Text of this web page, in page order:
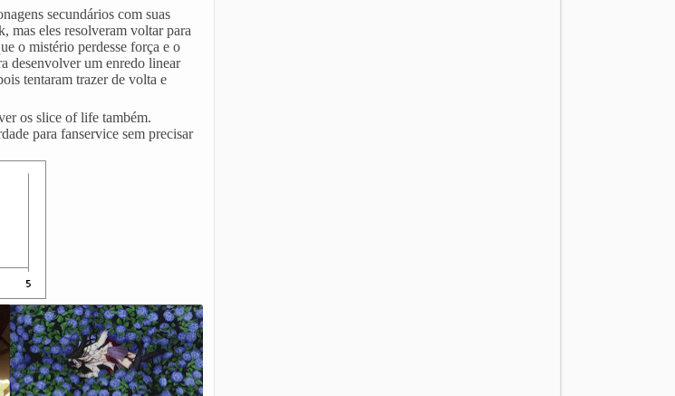
secundários com suas
mas eles resolveram voltar para
o mistério perdesse força e o
desenvolver um enredo linear
tentaram trazer de volta e
os slice of life também.
para fanservice sem precisar